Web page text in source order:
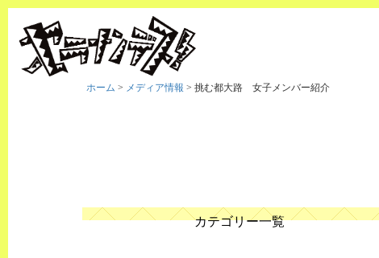
ホーム > メディア情報 > 挑む都大路 女子メンバー紹介
カテゴリー一覧